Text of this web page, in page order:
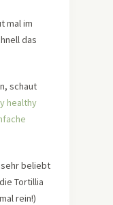
mal im
das
schaut
healthy
sehr beliebt
Tortillia
rein!)